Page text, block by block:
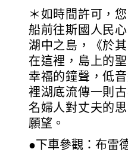
＊如時間許可，
船前往斯國人民
湖中之島，《於
在這裡，島上的
幸福的鐘聲，低
裡湖底流傳一則
名婦人對丈夫的
願望。
●下車參觀：布雷